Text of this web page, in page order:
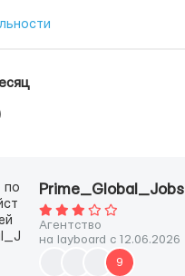
Prime_Global_Jobs
Агентство
на layboard с 12.06.2026
9